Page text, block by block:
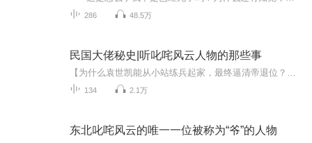
286 48.5万
民国大佬秘史|听叱咤风云人物的那些事
134 2.1万
东北叱咤风云的唯一一位被称为“爷”的人物